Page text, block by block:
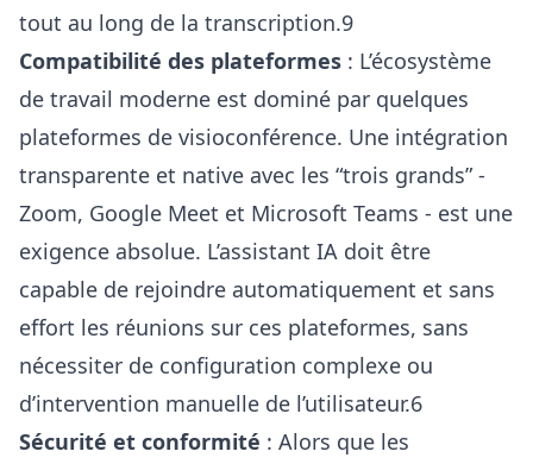
tout au long de la transcription.9
Compatibilité des plateformes : L’écosystème
de travail moderne est dominé par quelques
plateformes de visioconférence. Une intégration
transparente et native avec les “trois grands” -
Zoom, Google Meet et Microsoft Teams - est une
exigence absolue. L’assistant IA doit être
capable de rejoindre automatiquement et sans
effort les réunions sur ces plateformes, sans
nécessiter de configuration complexe ou
d’intervention manuelle de l’utilisateur.6
Sécurité et conformité : Alors que les